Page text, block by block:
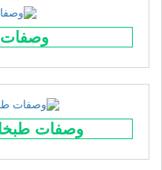
وصفات
وصفات